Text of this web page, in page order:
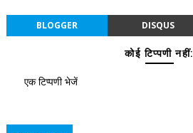
BLOGGER DISQUS
कोई टिप्पणी नहीं:
एक टिप्पणी भेजें